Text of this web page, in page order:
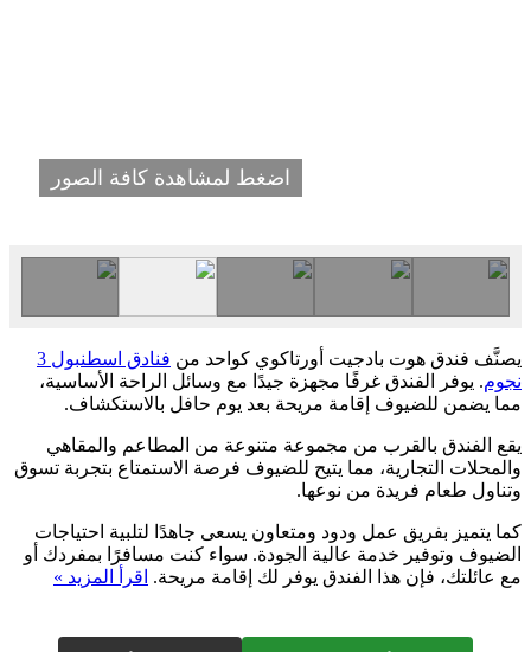
اضغط لمشاهدة كافة الصور
يصنَّف فندق هوت بادجيت أورتاكوي كواحد من
فنادق اسطنبول 3
نجوم. يوفر الفندق غرفًا مجهزة جيدًا مع وسائل الراحة الأساسية،
مما يضمن للضيوف إقامة مريحة بعد يوم حافل بالاستكشاف.
يقع الفندق بالقرب من مجموعة متنوعة من المطاعم والمقاهي
والمحلات التجارية، مما يتيح للضيوف فرصة الاستمتاع بتجربة تسوق
وتناول طعام فريدة من نوعها.
كما يتميز بفريق عمل ودود ومتعاون يسعى جاهدًا لتلبية احتياجات
الضيوف وتوفير خدمة عالية الجودة. سواء كنت مسافرًا بمفردك أو
مع عائلتك، فإن هذا الفندق يوفر لك إقامة مريحة. اقرأ المزيد »